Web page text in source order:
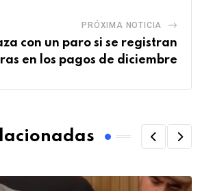
PRÓXIMA NOTICIA
con un paro si se registran
en los pagos de diciembre